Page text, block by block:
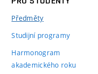
Předměty
Studijní programy
Harmonogram
akademického roku